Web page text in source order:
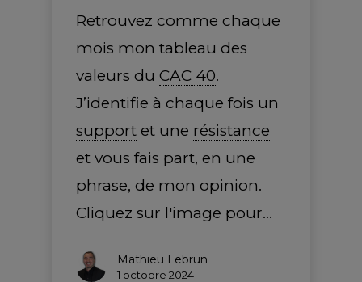
Retrouvez comme chaque
mois mon tableau des
valeurs duCAC 40.
J’identifie à chaque fois un
support et une résistance
et vous fais part, en une
phrase, de mon opinion.
Cliquez sur l'image pour…
Mathieu Lebrun
1 octobre 2024